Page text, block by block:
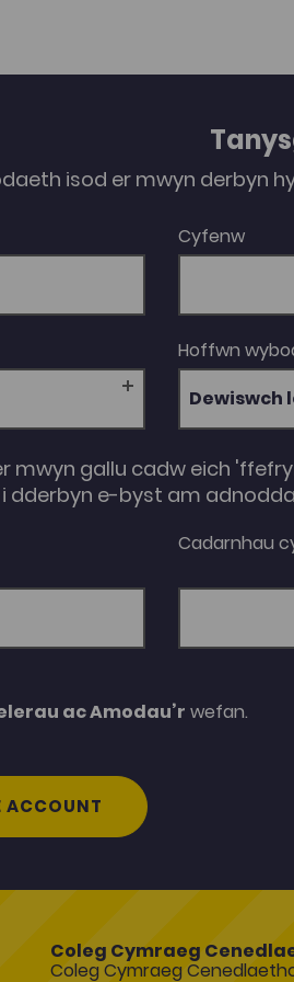
isod er mwyn derbyn
Cyfenw
Hoffwn
Dewiswch
mwyn gallu cadw eich
dderbyn e-byst am
Cadarnhau
ac Amodau’r wefan.
ACCOUNT
Coleg Cymraeg
Coleg Cymraeg